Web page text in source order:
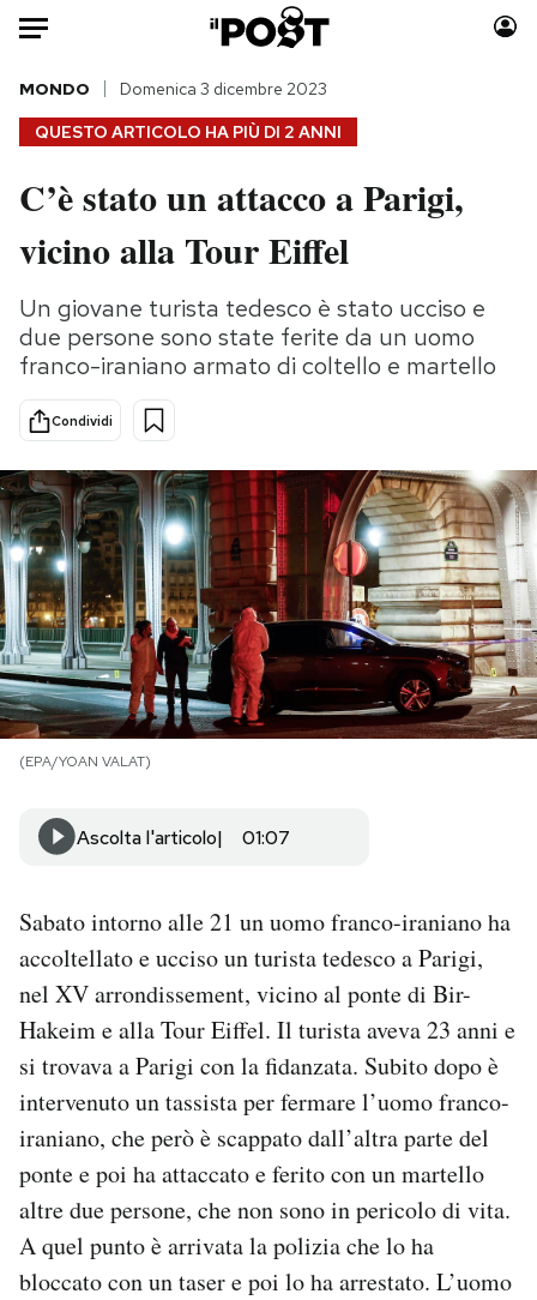
Auto
HOME
Italia
Politica
Tecnologia
Internet
Scienza
Cultura
Economia
Sport
Moda
Consumismi
Storie/Idee
Ok Boomer!
Media
Mondiali calcio 2026
PODCAST
NEWSLETTER
I MIEI PREFERITI
SHOP
Area Personale
Newsletter
Notifiche mobile
Hai bisogno di aiuto?
Esci
QUESTO ARTICOLO HA PIÙ DI 2 ANNI
MONDO Domenica 3 dicembre 2023
C’è stato un attacco a Parigi,
vicino alla Tour Eiffel
Un giovane turista tedesco è stato ucciso e
due persone sono state ferite da un uomo
franco-iraniano armato di coltello e martello
Condividi
(EPA/YOAN VALAT)
Ascolta l'articolo 01:07
Sabato intorno alle 21 un uomo franco-iraniano ha
accoltellato e ucciso un turista tedesco a Parigi,
nel XV arrondissement, vicino al ponte di Bir-
Hakeim e alla Tour Eiffel. Il turista aveva 23 anni e
si trovava a Parigi con la fidanzata. Subito dopo è
intervenuto un tassista per fermare l’uomo franco-
iraniano, che però è scappato dall’altra parte del
ponte e poi ha attaccato e ferito con un martello
altre due persone, che non sono in pericolo di vita.
A quel punto è arrivata la polizia che lo ha
bloccato con un taser e poi lo ha arrestato. L’uomo